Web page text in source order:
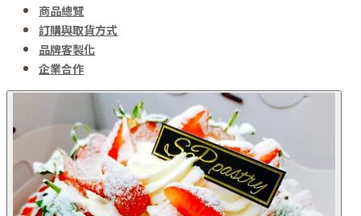
商品總覽
訂購與取貨方式
品牌客製化
企業合作